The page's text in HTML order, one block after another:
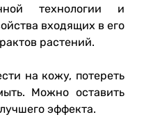
технологии и
входящих в его
растений.
на кожу, потереть
Можно оставить
эффекта.